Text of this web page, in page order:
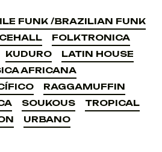
FUNK /BRAZILIAN FUNK
FUNK /BRAZILIAN FUNK
FOLKTRONICA
FOLKTRONICA
KUDURO
KUDURO
LATIN HOUSE
LATIN HOUSE
AFRICANA
AFRICANA
RAGGAMUFFIN
RAGGAMUFFIN
SOUKOUS
SOUKOUS
TROPICAL
TROPICAL
URBANO
URBANO